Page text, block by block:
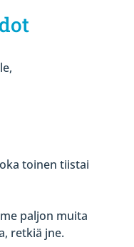
toinen tiistai
paljon muita
retkiä jne.